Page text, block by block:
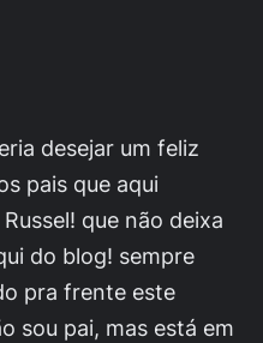
desejar um feliz
pais que aqui
que não deixa
do blog! sempre
pra frente este
sou pai, mas está em